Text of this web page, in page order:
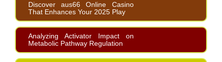
Discover aus66 Online Casino
That Enhances Your 2025 Play
Analyzing Activator Impact on
Metabolic Pathway Regulation